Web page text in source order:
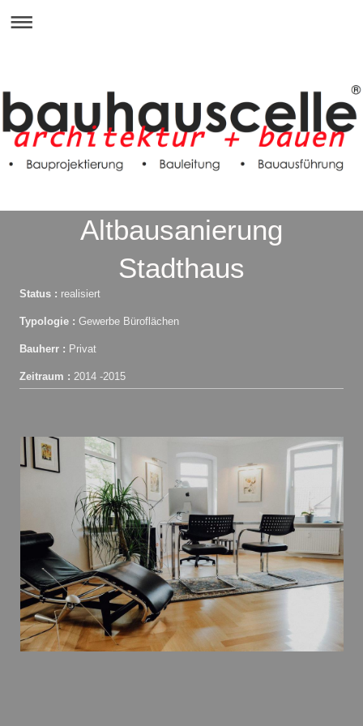
Altbausanierung
Stadthaus
Status : realisiert
Typologie : Gewerbe Büroflächen
Bauherr : Privat
Zeitraum : 2014 -2015